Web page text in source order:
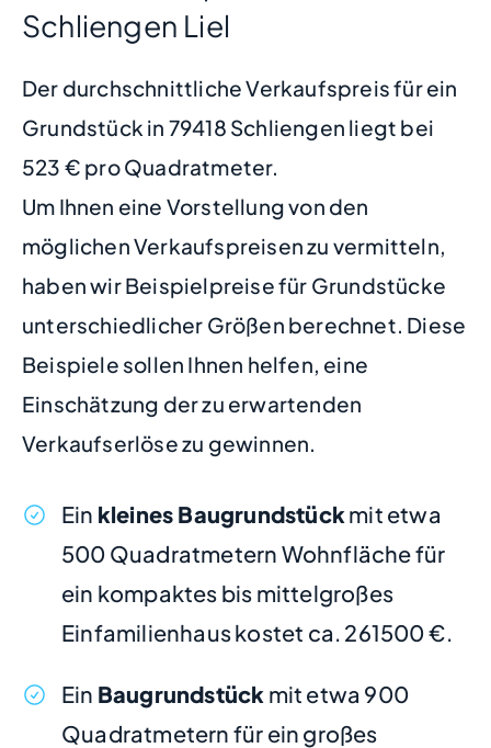
Schliengen Liel
Der durchschnittliche Verkaufspreis für ein
Grundstück in 79418 Schliengen liegt bei
523 € pro Quadratmeter.
Um Ihnen eine Vorstellung von den
möglichen Verkaufspreisen zu vermitteln,
haben wir Beispielpreise für Grundstücke
unterschiedlicher Größen berechnet. Diese
Beispiele sollen Ihnen helfen, eine
Einschätzung der zu erwartenden
Verkaufserlöse zu gewinnen.
Ein kleines Baugrundstückmit etwa
500 Quadratmetern Wohnfläche für
ein kompaktes bis mittelgroßes
Einfamilienhaus kostet ca. 261500 €.
Ein Baugrundstück mit etwa 900
Quadratmetern für ein großes